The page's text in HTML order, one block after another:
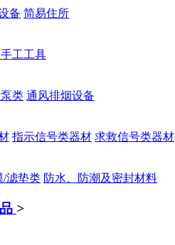
备 简易住所
工工具
类 通风排烟设备
指示信号类器材 求救信号类器材
/滤垫类 防水、防潮及密封材料
>